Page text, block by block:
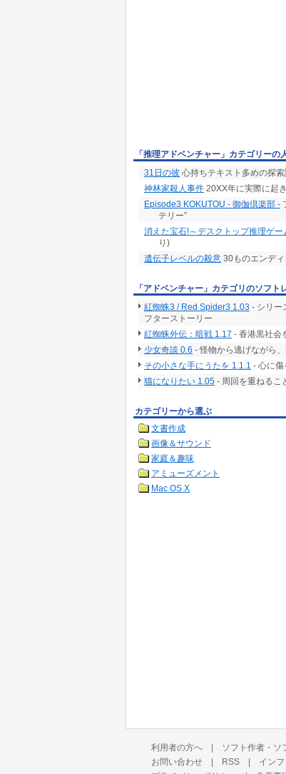
「推理アドベンチャー」カテゴリーの
31日の彼 心持ちテキスト多めの探
神林家殺人事件 20XX年に実際に起
Episode3 KOKUTOU - 御伽倶楽部 -
テリー”
消えた宝石!～デスクトップ推理ゲー
り)
遺伝子レベルの殺意 30ものエンデ
「アドベンチャー」カテゴリのソフト
紅蜘蛛3 / Red Spider3 1.03 - シリー
フターストーリー
紅蜘蛛外伝：暗戦 1.17 - 香港黒社会
少女奇談 0.6 - 怪物から逃げながら
その小さな手にうたを 1.1.1 - 心に傷
猫になりたい 1.05 - 周回を重ねるこ
カテゴリーから選ぶ
文書作成
画像＆サウンド
家庭＆趣味
アミューズメント
Mac OS X
利用者の方へ | ソフト作者・ソ
お問い合わせ | RSS | イン